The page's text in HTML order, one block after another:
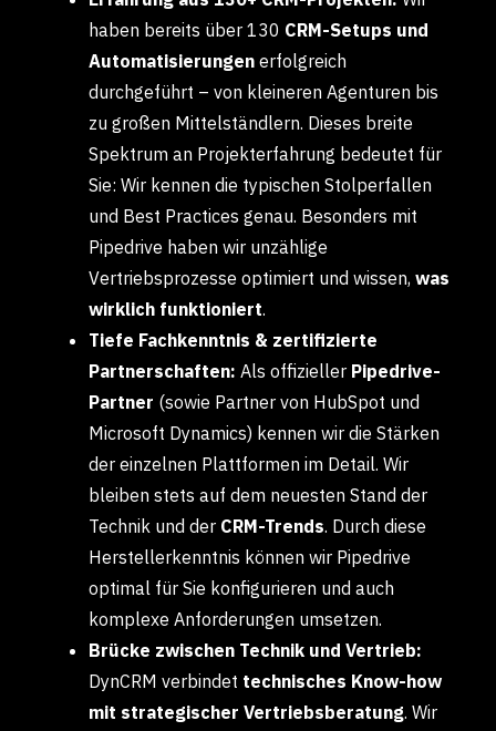
haben bereits über 130 CRM-Setups und
Automatisierungen erfolgreich
durchgeführt – von kleineren Agenturen bis
zu großen Mittelständlern. Dieses breite
Spektrum an Projekterfahrung bedeutet für
Sie: Wir kennen die typischen Stolperfallen
und Best Practices genau. Besonders mit
Pipedrive haben wir unzählige
Vertriebsprozesse optimiert und wissen, was
wirklich funktioniert.
Tiefe Fachkenntnis & zertifizierte
Partnerschaften: Als offizieller Pipedrive-
Partner (sowie Partner von HubSpot und
Microsoft Dynamics) kennen wir die Stärken
der einzelnen Plattformen im Detail. Wir
bleiben stets auf dem neuesten Stand der
Technik und der CRM-Trends. Durch diese
Herstellerkenntnis können wir Pipedrive
optimal für Sie konfigurieren und auch
komplexe Anforderungen umsetzen.
Brücke zwischen Technik und Vertrieb:
DynCRM verbindet technisches Know-how
mit strategischer Vertriebsberatung. Wir